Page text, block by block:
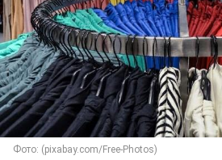
Фото: (pixabay.com/Free-Photos)